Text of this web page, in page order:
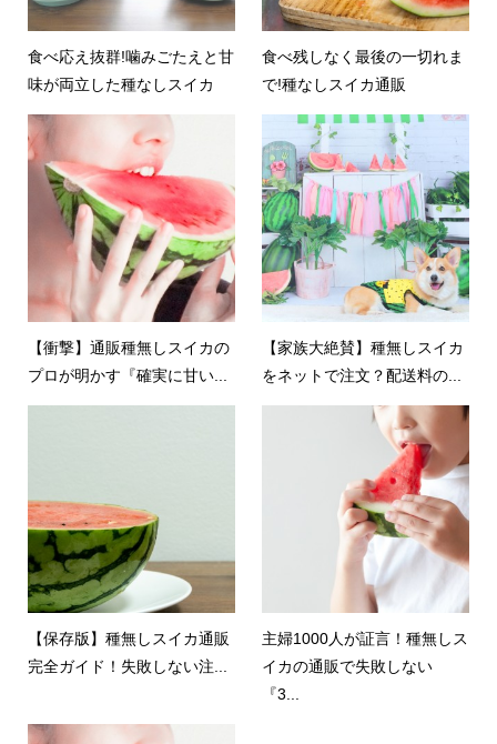
食べ応え抜群!噛みごたえと甘
味が両立した種なしスイカ
食べ残しなく最後の一切れま
で!種なしスイカ通販
【衝撃】通販種無しスイカの
プロが明かす『確実に甘い...
【家族大絶賛】種無しスイカ
をネットで注文？配送料の...
【保存版】種無しスイカ通販
完全ガイド！失敗しない注...
主婦1000人が証言！種無しス
イカの通販で失敗しない
『3...